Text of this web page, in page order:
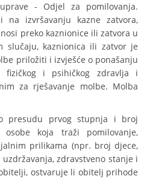
- Odjel za pomilovanja.
na izvršavanju kazne zatvora,
preko kaznionice ili zatvora u
slučaju, kaznionica ili zatvor je
priložiti i izvješće o ponašanju
fizičkog i psihičkog zdravlja i
za rješavanje molbe. Molba
presudu prvog stupnja i broj
osobe koja traži pomilovanje,
prilikama (npr. broj djece,
zdravstveno stanje i
ostvaruje li obitelj prihode